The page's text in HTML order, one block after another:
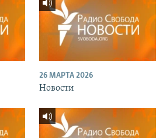
26 МАРТА 2026
Новости